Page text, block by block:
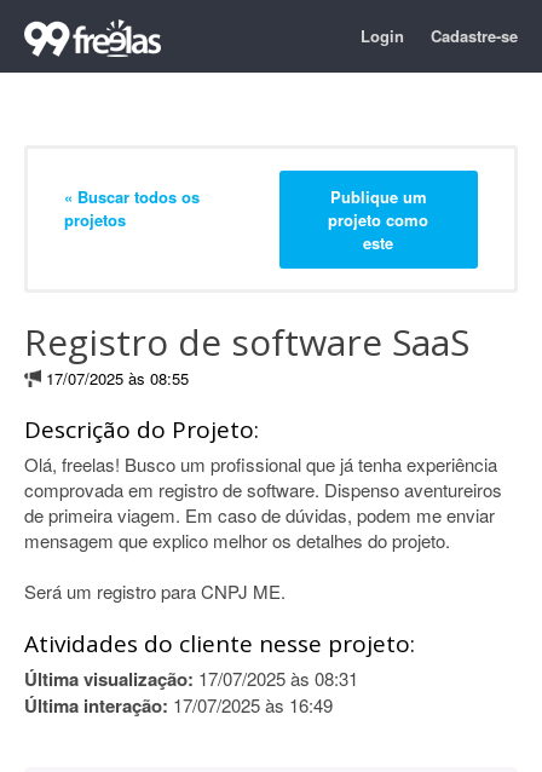
Login Cadastre-se
« Buscar todos os
projetos
Publique um
projeto como
este
Registro de software SaaS
17/07/2025 às 08:55
Descrição do Projeto:
Olá, freelas! Busco um profissional que já tenha experiência
comprovada em registro de software. Dispenso aventureiros
de primeira viagem. Em caso de dúvidas, podem me enviar
mensagem que explico melhor os detalhes do projeto.
Será um registro para CNPJ ME.
Atividades do cliente nesse projeto:
Última visualização: 17/07/2025 às 08:31
Última interação: 17/07/2025 às 16:49